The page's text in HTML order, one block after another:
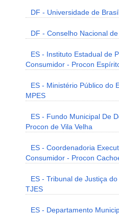
DF - Universidade de
DF - Conselho Nacional
ES - Instituto Estadual de
Consumidor - Procon
ES - Ministério Público do
MPES
ES - Fundo Municipal De
Procon de Vila Velha
ES - Coordenadoria
Consumidor - Procon
ES - Tribunal de Justiça
TJES
ES - Departamento